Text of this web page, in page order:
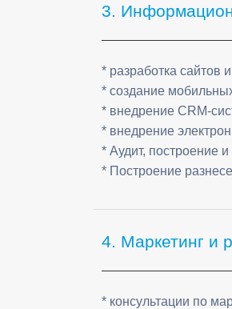
3.
* разработка сайтов
* создание
* внедрение CRM-
* внедрение
* Аудит, построение
* Построение
4. Маркетинг и
* консультации по